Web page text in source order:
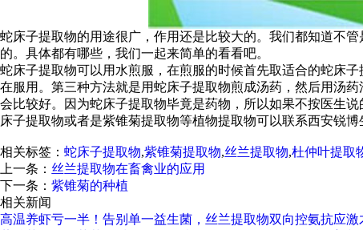
蛇床子提取物的用途很广，作用还是比较大的。我们都知道不
的。具体都有哪些，我们一起来简单的看看吧。
蛇床子提取物可以用水煎服，在煎服的时候首先取适合的蛇床
在服用。第三种方法就是用蛇床子提取物煎成汤药，然后用汤
会比较好。因为蛇床子提取物毕竟是药物，所以如果不按医生
床子提取物或者是紫锥菊提取物等植物提取物可以联系西安锐博
相关标签： 蛇床子提取物,紫锥菊提取物,丝兰提取物,杜仲叶提取
上一条： 丝兰提取物在畜禽业的应用
下一条： 紫锥菊的种植
相关新闻
高温养虾亏一半！告别单一益生菌，丝兰提取物双向控氨抗应激